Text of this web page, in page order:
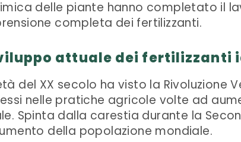
delle piante hanno completato il
completa dei fertilizzanti.
attuale dei fertilizzanti
del XX secolo ha visto la Rivoluzione
nelle pratiche agricole volte ad
Spinta dalla carestia durante la
della popolazione mondiale.